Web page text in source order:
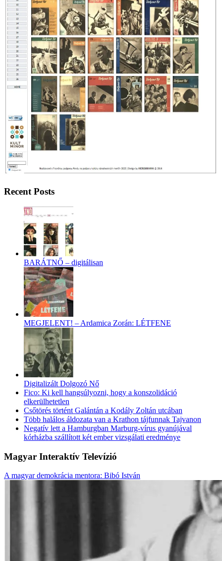
Recent Posts
BARÁTNŐ – digitálisan
MEGJELENT! – Ardamica Zorán: LÉTFENE
Digitalizált Dolgozó Nő
Fico: Ki kell hangsúlyozni, hogy a konszolidáció
elkerülhetetlen
Csőtörés történt Galántán a Kodály Zoltán utcában
Több halálos áldozata van a Krathon tájfunnak Tajvanon
Negatív lett a Hamburgban Marburg-vírus gyanújával
kórházba szállított két ember vizsgálati eredménye
Magyar Interaktív Televízió
A magyar demokrácia mentora: Bibó István